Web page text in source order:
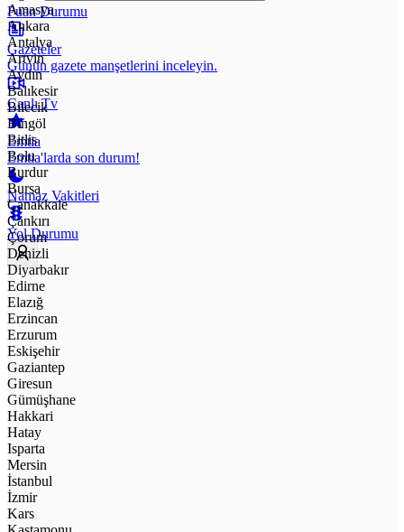
Puan Durumu
Gazeteler
Günün gazete manşetlerini inceleyin.
Canlı Tv
Emtia
Emtia'larda son durum!
Namaz Vakitleri
Yol Durumu
Amasya
Ankara
Antalya
Artvin
Aydın
Balıkesir
Bilecik
Bingöl
Bitlis
Bolu
Burdur
Bursa
Çanakkale
Çankırı
Çorum
Denizli
Diyarbakır
Edirne
Elazığ
Erzincan
Erzurum
Eskişehir
Gaziantep
Giresun
Gümüşhane
Hakkari
Hatay
Isparta
Mersin
İstanbul
İzmir
Kars